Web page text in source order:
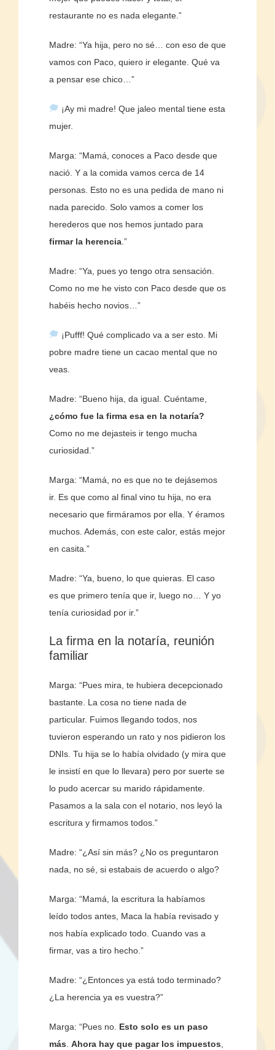
restaurante no es nada elegante.”
Madre: “Ya hija, pero no sé… con eso de que
vamos con Paco, quiero ir elegante. Qué va
a pensar ese chico…”
¡Ay mi madre! Que jaleo mental tiene esta
mujer.
Marga: “Mamá, conoces a Paco desde que
nació. Y a la comida vamos cerca de 14
personas. Esto no es una pedida de mano ni
nada parecido. Solo vamos a comer los
herederos que nos hemos juntado para
firmar la herencia .”
Madre: “Ya, pues yo tengo otra sensación.
Como no me he visto con Paco desde que os
habéis hecho novios…”
¡Pufff! Qué complicado va a ser esto. Mi
pobre madre tiene un cacao mental que no
veas.
Madre: “Bueno hija, da igual. Cuéntame,
¿cómo fue la firma esa en la notaría?
Como no me dejasteis ir tengo mucha
curiosidad.”
Marga: “Mamá, no es que no te dejásemos
ir. Es que como al final vino tu hija, no era
necesario que firmáramos por ella. Y éramos
muchos. Además, con este calor, estás mejor
en casita.”
Madre: “Ya, bueno, lo que quieras. El caso
es que primero tenía que ir, luego no… Y yo
tenía curiosidad por ir.”
La firma en la notaría, reunión
familiar
Marga: “Pues mira, te hubiera decepcionado
bastante. La cosa no tiene nada de
particular. Fuimos llegando todos, nos
tuvieron esperando un rato y nos pidieron los
DNIs. Tu hija se lo había olvidado (y mira que
le insistí en que lo llevara) pero por suerte se
lo pudo acercar su marido rápidamente.
Pasamos a la sala con el notario, nos leyó la
escritura y firmamos todos.”
Madre: “¿Así sin más? ¿No os preguntaron
nada, no sé, si estabais de acuerdo o algo?
Marga: “Mamá, la escritura la habíamos
leído todos antes, Maca la había revisado y
nos había explicado todo. Cuando vas a
firmar, vas a tiro hecho.”
Madre: “¿Entonces ya está todo terminado?
¿La herencia ya es vuestra?”
Marga: “Pues no. Esto solo es un paso
más Ahora hay que pagar los impuestos